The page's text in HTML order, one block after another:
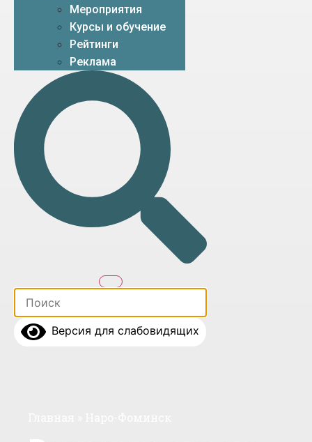
Мероприятия
Курсы и обучение
Рейтинги
Реклама
Версия для слабовидящих